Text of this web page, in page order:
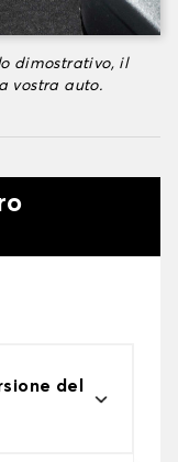
dimostrativo, il
vostra auto.
del